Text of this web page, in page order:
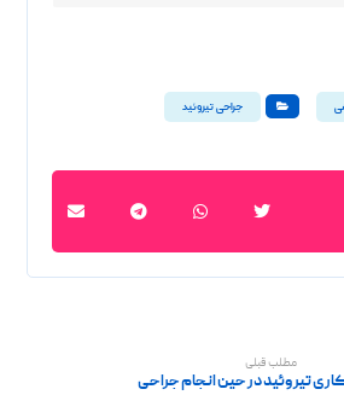
جراحی تیروئید
مطلب قبلی
تیروئید در حین انجام جراحی